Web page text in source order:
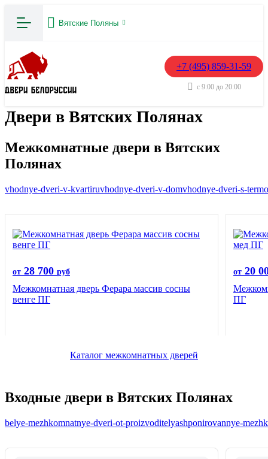
Вятские Поляны
+7 (495) 859-31-59
с 9:00 до 20:00
Двери в Вятских Полянах
Межкомнатные двери в Вятских
Полянах
vhodnye-dveri-v-kvartiruvhodnye-dveri-v-domvhodnye-dveri-s-
от 28 700 руб
Межкомнатная дверь Ферара массив сосны
венге ПГ
от 20
ПГ
Каталог межкомнатных дверей
Входные двери в Вятских Полянах
belye-mezhkomnatnye-dveri-ot-proizvoditelyashponirovannye-